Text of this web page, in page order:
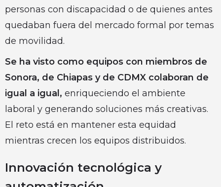
personas con discapacidad o de quienes antes
quedaban fuera del mercado formal por temas
de movilidad.
Se ha visto como equipos con miembros de
Sonora, de Chiapas y de CDMX colaboran de
igual a igual, enriqueciendo el ambiente
laboral y generando soluciones más creativas.
El reto está en mantener esta equidad
mientras crecen los equipos distribuidos.
Innovación tecnológica y